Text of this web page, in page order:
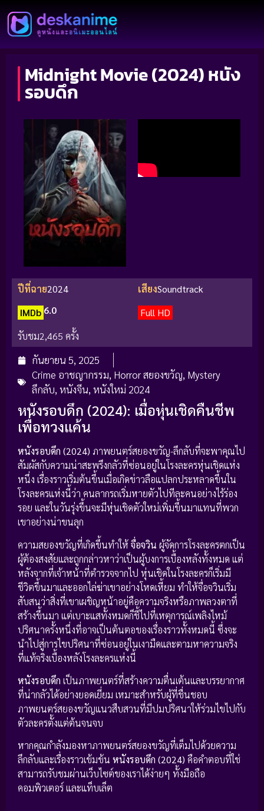
Midnight Movie (2024) หนัง
รอบดึก
ปีที่ฉาย2024 เสียงSoundtrack
IMDb 6.0
Full HD
รับชม2,465 ครั้ง
กันยายน 5, 2025
Crime อาชญากรรม, Horror สยองขวัญ, Mystery
ลึกลับ, หนังจีน, หนังใหม่ 2024
หนังรอบดึก (2024): เมื่อหุ่นเชิดคืนชีพ
เพื่อทวงแค้น
หนังรอบดึก (2024) ภาพยนตร์สยองขวัญ-ลึกลับที่จะพาคุณไป
สัมผัสกับความน่าสะพรึงกลัวที่ซ่อนอยู่ในโรงละครหุ่นเชิดแห่ง
หนึ่ง เรื่องราวเริ่มต้นขึ้นเมื่อเกิดข่าวลือแปลกประหลาดขึ้นใน
โรงละครแห่งนี้ว่า คนลากรถเริ่มหายตัวไปทีละคนอย่างไร้ร่อง
รอย และในวันรุ่งขึ้นจะมีหุ่นเชิดตัวใหม่เพิ่มขึ้นมาแทนที่พวก
เขาอย่างน่าขนลุก
ความสยองขวัญที่เกิดขึ้นทำให้จื่อจวิน ผู้จัดการโรงละครตกเป็น
ผู้ต้องสงสัยและถูกกล่าวหาว่าเป็นผู้บงการเบื้องหลังทั้งหมด แต่
หลังจากที่เจ้าหน้าที่ตำรวจจากไป หุ่นเชิดในโรงละครก็เริ่มมี
ชีวิตขึ้นมาและออกไล่ฆ่าเขาอย่างโหดเหี้ยม ทำให้จื่อจวินเริ่ม
สับสนว่าสิ่งที่เขาเผชิญหน้าอยู่คือความจริงหรือภาพลวงตาที่
สร้างขึ้นมา แต่เบาะแสทั้งหมดก็ชี้ไปที่เหตุการณ์เพลิงไหม้
ปริศนาครั้งหนึ่งที่อาจเป็นต้นตอของเรื่องราวทั้งหมดนี้ ซึ่งจะ
นำไปสู่การไขปริศนาที่ซ่อนอยู่ในเงามืดและตามหาความจริง
ที่แท้จริงเบื้องหลังโรงละครแห่งนี้
หนังรอบดึก เป็นภาพยนตร์ที่สร้างความตื่นเต้นและบรรยากาศ
ที่น่ากลัวได้อย่างยอดเยี่ยม เหมาะสำหรับผู้ที่ชื่นชอบ
ภาพยนตร์สยองขวัญแนวสืบสวนที่มีปมปริศนาให้ร่วมไขไปกับ
ตัวละครตั้งแต่ต้นจนจบ
หากคุณกำลังมองหาภาพยนตร์สยองขวัญที่เต็มไปด้วยความ
ลึกลับและเรื่องราวเข้มข้น หนังรอบดึก (2024) คือคำตอบที่ใช่
สามารถรับชมผ่านเว็บไซต์ของเราได้ง่ายๆ ทั้งมือถือ
คอมพิวเตอร์ และแท็บเล็ต